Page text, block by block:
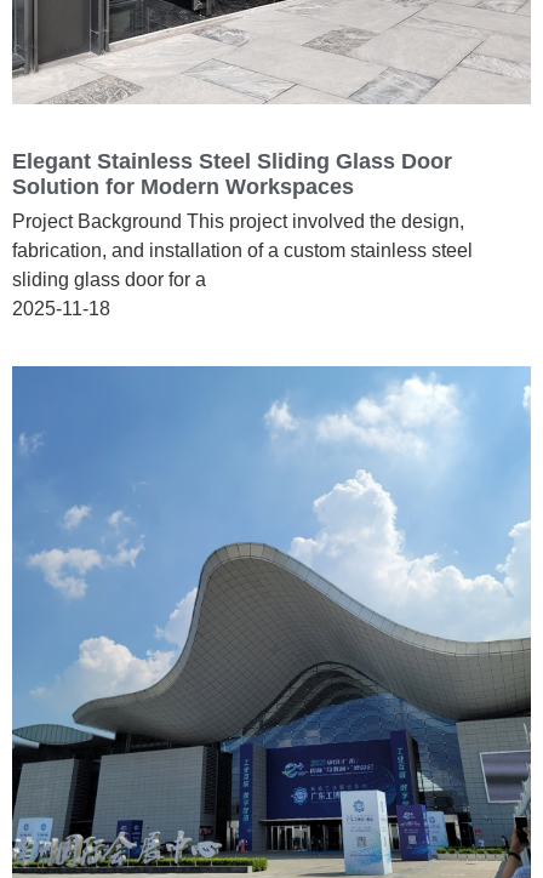
Elegant Stainless Steel Sliding Glass Door
Solution for Modern Workspaces
Project Background This project involved the design,
fabrication, and installation of a custom stainless steel
sliding glass door for a
2025-11-18